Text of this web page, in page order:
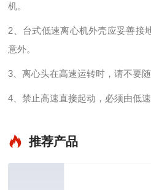
机。
2、台式低速离心机外壳应妥善接
意外。
3、离心头在高速运转时，请不要随
4、禁止高速直接起动，必须由低
推荐产品